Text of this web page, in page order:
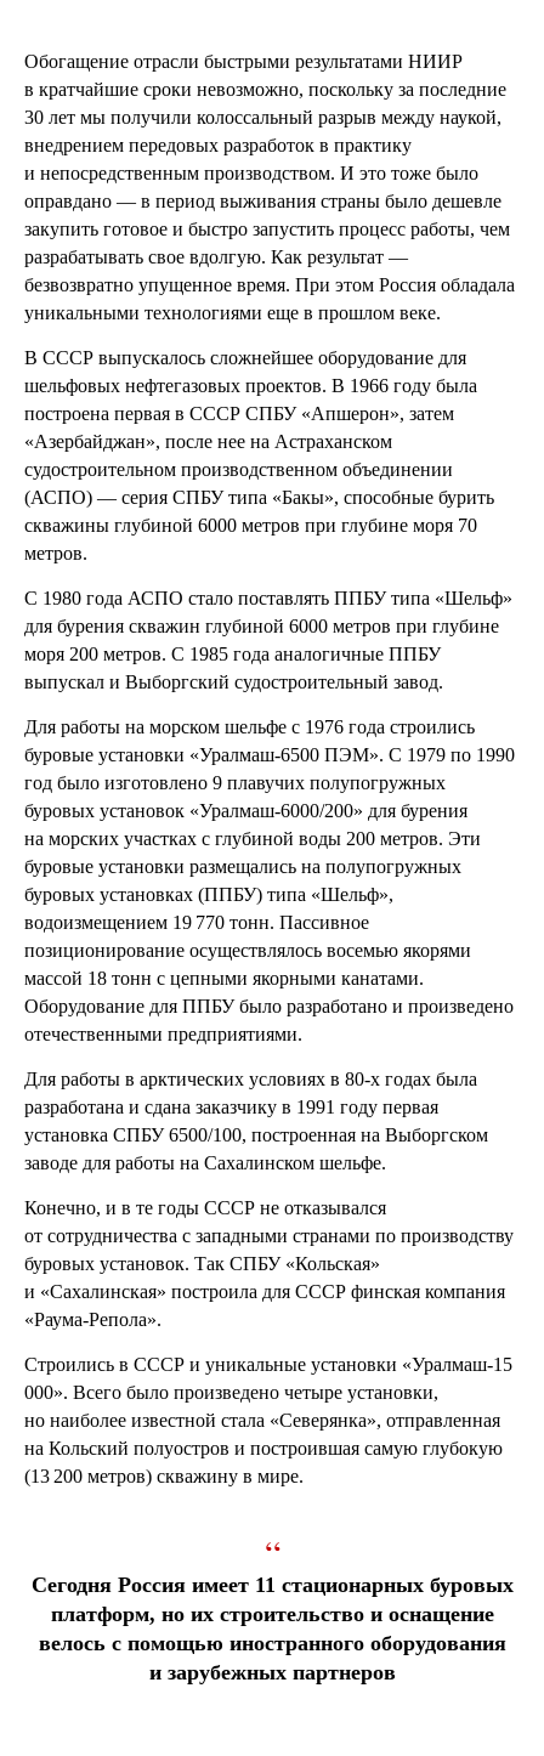
Обогащение отрасли быстрыми результатами НИИР
в кратчайшие сроки невозможно, поскольку за последние
30 лет мы получили колоссальный разрыв между наукой,
внедрением передовых разработок в практику
и непосредственным производством. И это тоже было
оправдано — в период выживания страны было дешевле
закупить готовое и быстро запустить процесс работы, чем
разрабатывать свое вдолгую. Как результат —
безвозвратно упущенное время. При этом Россия обладала
уникальными технологиями еще в прошлом веке.
В СССР выпускалось сложнейшее оборудование для
шельфовых нефтегазовых проектов. В 1966 году была
построена первая в СССР СПБУ «Апшерон», затем
«Азербайджан», после нее на Астраханском
судостроительном производственном объединении
(АСПО) — серия СПБУ типа «Бакы», способные бурить
скважины глубиной 6000 метров при глубине моря 70
метров.
С 1980 года АСПО стало поставлять ППБУ типа «Шельф»
для бурения скважин глубиной 6000 метров при глубине
моря 200 метров. С 1985 года аналогичные ППБУ
выпускал и Выборгский судостроительный завод.
Для работы на морском шельфе с 1976 года строились
буровые установки «Уралмаш-6500 ПЭМ». С 1979 по 1990
год было изготовлено 9 плавучих полупогружных
буровых установок «Уралмаш-6000/200» для бурения
на морских участках с глубиной воды 200 метров. Эти
буровые установки размещались на полупогружных
буровых установках (ППБУ) типа «Шельф»,
водоизмещением 19 770 тонн. Пассивное
позиционирование осуществлялось восемью якорями
массой 18 тонн с цепными якорными канатами.
Оборудование для ППБУ было разработано и произведено
отечественными предприятиями.
Для работы в арктических условиях в 80-х годах была
разработана и сдана заказчику в 1991 году первая
установка СПБУ 6500/100, построенная на Выборгском
заводе для работы на Сахалинском шельфе.
Конечно, и в те годы СССР не отказывался
от сотрудничества с западными странами по производству
буровых установок. Так СПБУ «Кольская»
и «Сахалинская» построила для СССР финская компания
«Раума-Репола».
Строились в СССР и уникальные установки «Уралмаш-15
000». Всего было произведено четыре установки,
но наиболее известной стала «Северянка», отправленная
на Кольский полуостров и построившая самую глубокую
(13 200 метров) скважину в мире.
“
Сегодня Россия имеет 11 стационарных буровых
платформ, но их строительство и оснащение
велось с помощью иностранного оборудования
и зарубежных партнеров